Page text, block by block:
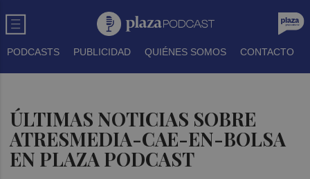
PODCASTS PUBLICIDAD QUIÉNES SOMOS CONTACTO
ÚLTIMAS NOTICIAS SOBRE
ATRESMEDIA-CAE-EN-BOLSA
EN PLAZA PODCAST